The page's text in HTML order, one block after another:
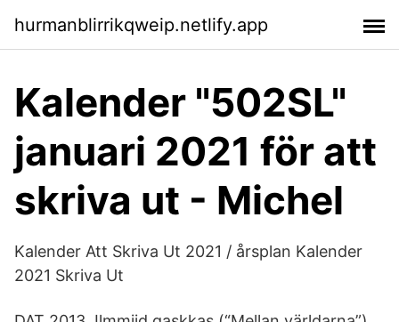
hurmanblirrikqweip.netlify.app
Kalender "502SL"
januari 2021 för att
skriva ut - Michel
Kalender Att Skriva Ut 2021 / årsplan Kalender
2021 Skriva Ut